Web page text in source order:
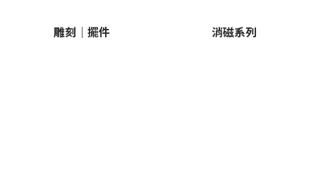
雕刻｜擺件 消磁系列